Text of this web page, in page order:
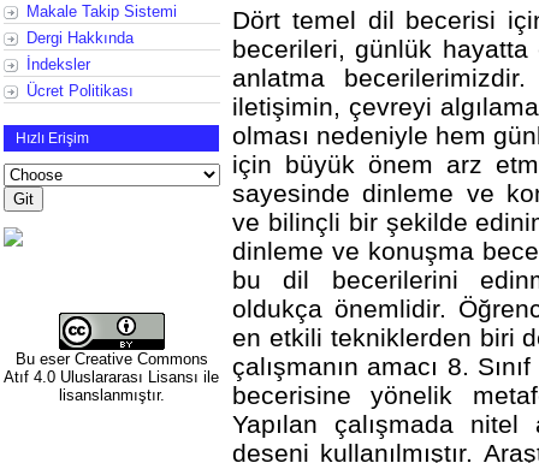
Makale Takip Sistemi
Dergi Hakkında
İndeksler
Ücret Politikası
Hızlı Erişim
Bu eser Creative Commons
Atıf 4.0 Uluslararası Lisansı ile
lisanslanmıştır.
Dört temel dil becerisi
becerileri, günlük
anlatma
iletişimin, çevreyi
olması nedeniyle hem
için büyük önem arz
sayesinde dinleme ve
ve bilinçli bir şekilde
dinleme ve konuşma
bu dil becerilerini
oldukça önemlidir.
en etkili tekniklerden biri
çalışmanın amacı 8.
becerisine yönelik
Yapılan çalışmada nitel
deseni kullanılmıştır.